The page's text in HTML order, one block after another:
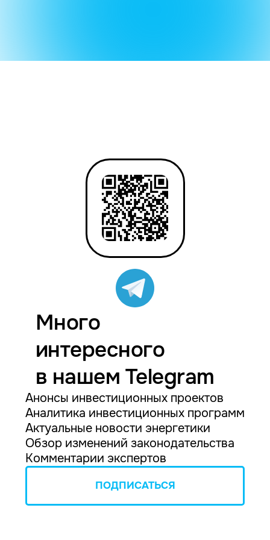
Много
интересного
в нашем Telegram
Анонсы инвестиционных проектов
Аналитика инвестиционных программ
Актуальные новости энергетики
Обзор изменений законодательства
Комментарии экспертов
ПОДПИСАТЬСЯ